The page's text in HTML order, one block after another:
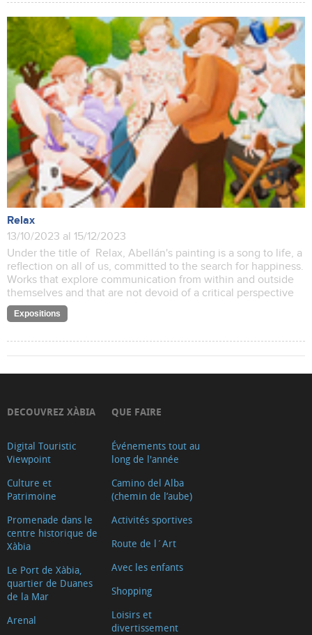
Relax
13/10/2023 al 15/12/2023
Under the title of Relax, Abellán's painting is a song to life, a
reflection on all of us, committed to the search for happiness.
Works that explore communication from within and outside
themselves and that are not devoid of a critical perspective
Expositions
DECOUVREZ XÀBIA
Digital Touristic
Viewpoint
Culture et
Patrimoine
Promenade dans le
centre historique de
Xàbia
Le Port de Xàbia,
quartier de Duanes
de la Mar
Arenal
QUE FAIRE
Événements tout au
long de l'année
Camino del Alba
(chemin de l’aube)
Activités sportives
Route de l´Art
Avec les enfants
Shopping
Loisirs et
divertissement